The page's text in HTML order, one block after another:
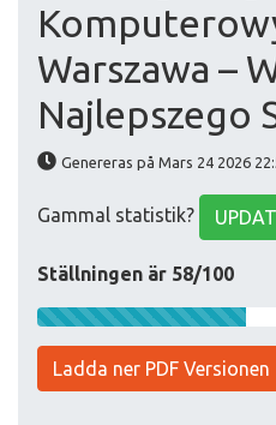
Warszawa –
Najlepszego
Genereras på Mars 24 2026
Gammal statistik?
Ställningen är 58/100
Ladda ner PDF Versionen